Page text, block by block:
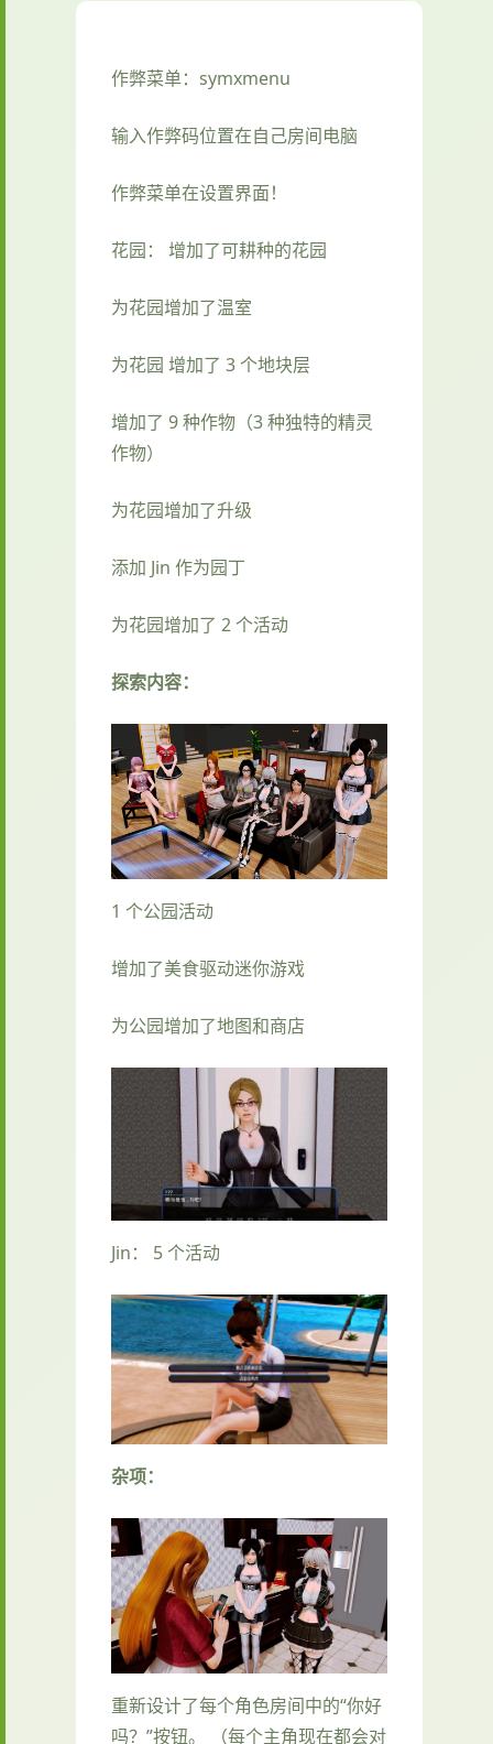
作弊菜单：symxmenu
输入作弊码位置在自己房间电脑
作弊菜单在设置界面！
花园： 增加了可耕种的花园
为花园增加了温室
为花园 增加了 3 个地块层
增加了 9 种作物（3 种独特的精灵
作物）
为花园增加了升级
添加 Jin 作为园丁
为花园增加了 2 个活动
探索内容：
1 个公园活动
增加了美食驱动迷你游戏
为公园增加了地图和商店
Jin： 5 个活动
杂项：
重新设计了每个角色房间中的“你好
吗？”按钮。 （每个主角现在都会对